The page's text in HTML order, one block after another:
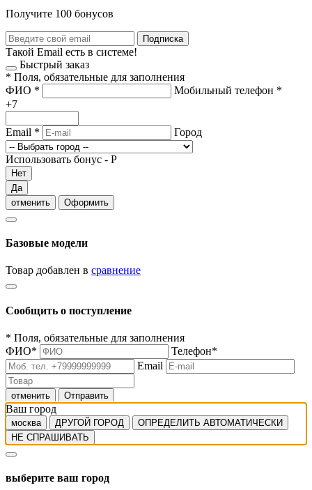
Получите 100 бонусов
Подписка
Такой Email есть в системе!
Быстрый заказ
* Поля, обязательные для заполнения
ФИО * Мобильный телефон *
+7
Email * Город
Использовать бонус - Р
Нет
Да
отменить
Оформить
Базовые модели
Товар добавлен в сравнение
Сообщить о поступление
* Поля, обязательные для заполнения
ФИО* Телефон*
Email
отменить Отправить
Ваш город
москва ДРУГОЙ ГОРОД
ОПРЕДЕЛИТЬ АВТОМАТИЧЕСКИ
НЕ СПРАШИВАТЬ
выберите ваш город